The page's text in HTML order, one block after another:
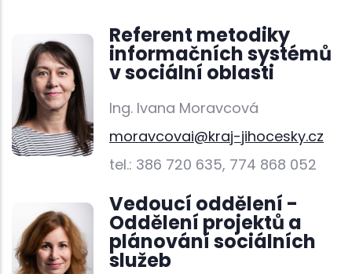
Referent metodiky
informačních systémů
v sociální oblasti
Ing. Ivana Moravcová
moravcovai@kraj-jihocesky.cz
tel.: 386 720 635, 774 868 052
Vedoucí oddělení -
Oddělení projektů a
plánování sociálních
služeb